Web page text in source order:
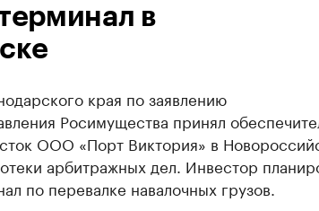
в
края по заявлению
Росимущества принял
ООО «Порт Виктория» в
арбитражных дел. Инвестор
по перевалке навалочных грузов.